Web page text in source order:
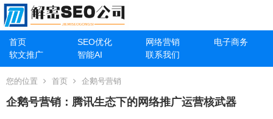
首页 SEO优化 网络营销
电子商务
软文推广
智能AI 联系我们
您的位置 首页 企鹅号营销
企鹅号营销：腾讯生态下的网络推广运营核武器